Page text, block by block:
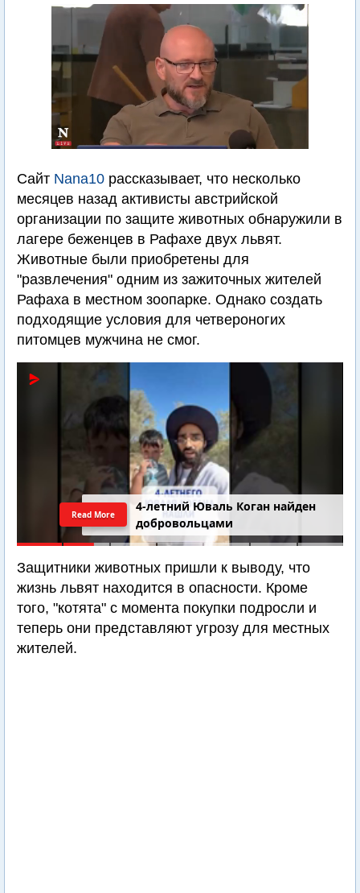
Сайт Nana10 рассказывает, что несколько
месяцев назад активисты австрийской
организации по защите животных обнаружили в
лагере беженцев в Рафахе двух львят.
Животные были приобретены для
"развлечения" одним из зажиточных жителей
Рафаха в местном зоопарке. Однако создать
подходящие условия для четвероногих
питомцев мужчина не смог.
4-летний Юваль Коган найден
добровольцами
Read More
Защитники животных пришли к выводу, что
жизнь львят находится в опасности. Кроме
того, "котята" с момента покупки подросли и
теперь они представляют угрозу для местных
жителей.